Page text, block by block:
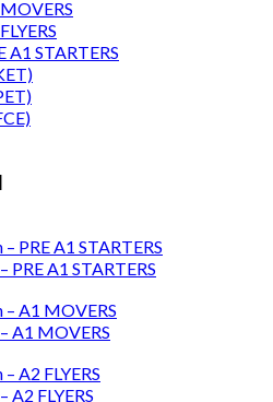
A1 STARTERS
PRE A1 STARTERS
PRE A1 STARTERS
– A1 MOVERS
A1 MOVERS
A2 FLYERS
A2 FLYERS